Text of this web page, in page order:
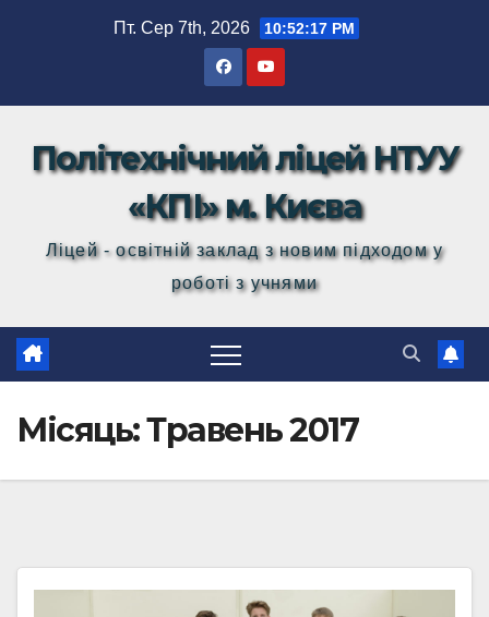
Пт. Сер 7th, 2026 10:52:18 PM
Політехнічний ліцей НТУУ
«КПІ» м. Києва
Ліцей - освітній заклад з новим підходом у
роботі з учнями
Місяць:Травень 2017